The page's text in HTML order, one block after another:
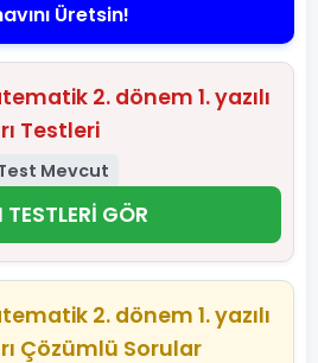
Üretsin!
2. dönem 1. yazılı
Testleri
Mevcut
GÖR
2. dönem 1. yazılı
Çözümlü Sorular